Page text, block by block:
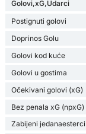
Golovi,xG,Udarci
Postignuti golovi
Doprinos Golu
Golovi kod kuće
Golovi u gostima
Očekivani golovi (xG)
Bez penala xG (npxG)
Zabijeni jedanaesterci